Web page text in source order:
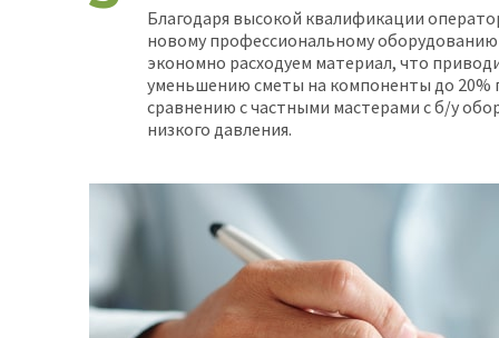
Благодаря высокой квалификации
новому профессиональному
экономно расходуем материал, что
уменьшению сметы на компоненты до 20%
сравнению с частными мастерами с б/у
низкого давления.